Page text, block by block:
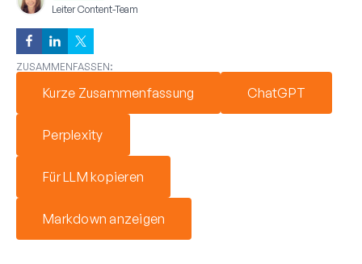
Leiter Content-Team
ZUSAMMENFASSEN:
Kurze Zusammenfassung ChatGPT
Perplexity
Für LLM kopieren
Markdown anzeigen